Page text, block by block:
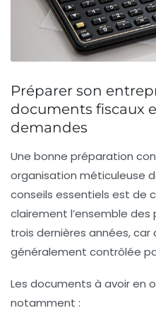
Préparer son
documents fiscaux
demandes
Une bonne préparation
organisation méticuleuse
conseils essentiels est de
clairement l’ensemble
trois dernières années, car
généralement contrôlée
Les documents à avoir en
notamment :